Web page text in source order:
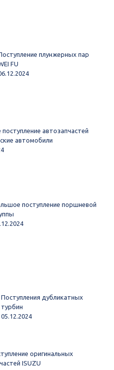
плунжерных пар
FU
автозапчастей
автомобили
поступление поршневой
Поступления дубликатных
турбин
05.12.2024
оригинальных
ISUZU